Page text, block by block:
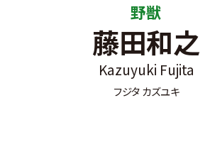
野獣
藤田和之
Kazuyuki Fujita
フジタ カズユキ